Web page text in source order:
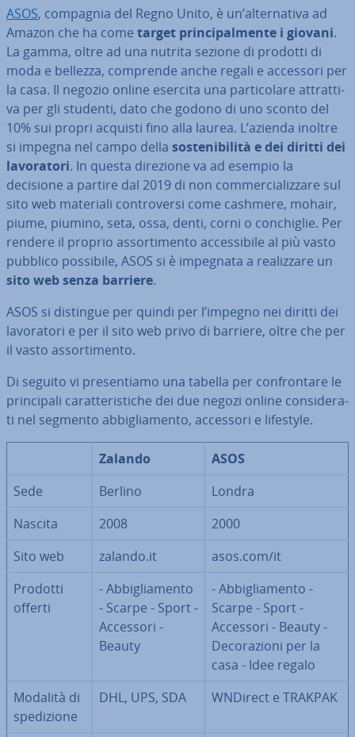
ASOS, compagnia del Regno Unito, è un’al­ter­na­ti­va ad
Amazon che ha come target prin­ci­pal­men­te i giovani.
La gamma, oltre ad una nutrita sezione di prodotti di
moda e bellezza, comprende anche regali e accessori per
la casa. Il negozio online esercita una par­ti­co­la­re at­trat­ti­
va per gli studenti, dato che godono di uno sconto del
10% sui propri acquisti fino alla laurea. L’azienda inoltre
si impegna nel campo della so­ste­ni­bi­li­tà e dei diritti dei
la­vo­ra­to­ri. In questa direzione va ad esempio la
decisione a partire dal 2019 di non com­mer­cia­liz­za­re sul
sito web materiali con­tro­ver­si come cashmere, mohair,
piume, piumino, seta, ossa, denti, corni o con­chi­glie. Per
rendere il proprio as­sor­ti­men­to ac­ces­si­bi­le al più vasto
pubblico possibile, ASOS si è impegnata a rea­liz­za­re un
sito web senza barriere.
ASOS si distingue per quindi per l’impegno nei diritti dei
la­vo­ra­to­ri e per il sito web privo di barriere, oltre che per
il vasto as­sor­ti­men­to.
Di seguito vi pre­sen­tia­mo una tabella per con­fron­ta­re le
prin­ci­pa­li ca­rat­te­ri­sti­che dei due negozi online con­si­de­ra­
ti nel segmento ab­bi­glia­men­to, accessori e lifestyle.
Zalando
ASOS
Sede
Berlino
Londra
Nascita
2008
2000
Sito web
zalando.it
asos.com/it
Prodotti
offerti
- Ab­bi­glia­men­to
- Scarpe - Sport -
Accessori -
Beauty
- Ab­bi­glia­men­to -
Scarpe - Sport -
Accessori - Beauty -
De­co­ra­zio­ni per la
casa - Idee regalo
Modalità di
spe­di­zio­ne
DHL, UPS, SDA WNDirect e TRAKPAK